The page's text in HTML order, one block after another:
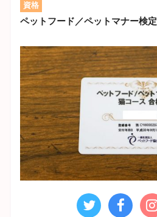
資格
ペットフード／ペットマナー検定